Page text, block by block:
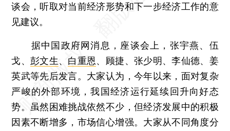
谈会，听取对当前经济形势和下一步经济工作的意
见建议。
据中国政府网消息，座谈会上，张宇燕、伍
戈、彭文生、 白重恩、顾捷、张少明、李仙德、姜
英武等先后发言。大家认为，今年以来，面对复杂
严峻的外部环境，我国经济运行延续回升向好态
势。虽然困难挑战依然不少，但经济发展中的积极
因素不断增多，市场信心增强。大家从不同角度分